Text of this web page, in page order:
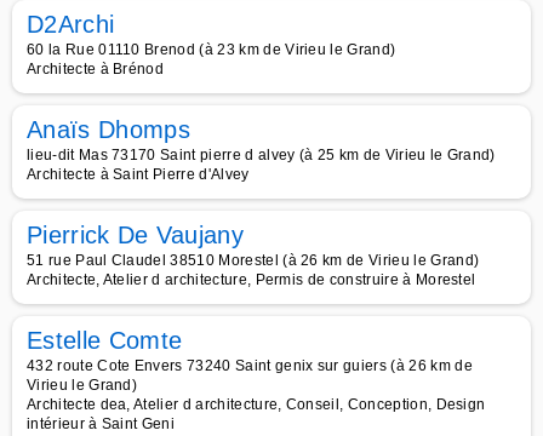
D2Archi
60 la Rue 01110 Brenod (à 23 km de Virieu le Grand)
Architecte à Brénod
Anaïs Dhomps
lieu-dit Mas 73170 Saint pierre d alvey (à 25 km de Virieu le Grand)
Architecte à Saint Pierre d'Alvey
Pierrick De Vaujany
51 rue Paul Claudel 38510 Morestel (à 26 km de Virieu le Grand)
Architecte, Atelier d architecture, Permis de construire à Morestel
Estelle Comte
432 route Cote Envers 73240 Saint genix sur guiers (à 26 km de
Virieu le Grand)
Architecte dea, Atelier d architecture, Conseil, Conception, Design
intérieur à Saint Geni